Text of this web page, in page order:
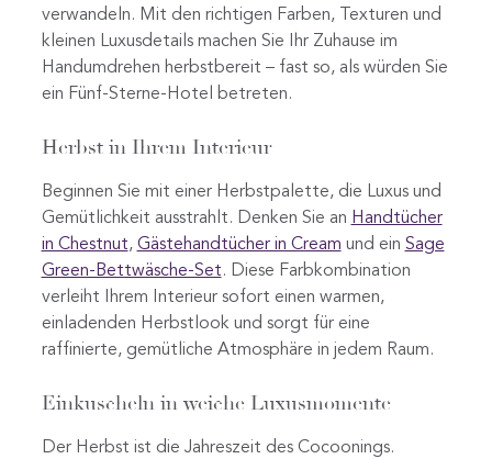
verwandeln. Mit den richtigen Farben, Texturen und
kleinen Luxusdetails machen Sie Ihr Zuhause im
Handumdrehen herbstbereit – fast so, als würden Sie
ein Fünf-Sterne-Hotel betreten.
Herbst in Ihrem Interieur
Beginnen Sie mit einer Herbstpalette, die Luxus und
Gemütlichkeit ausstrahlt. Denken Sie an Handtücher
in Chestnut, Gästehandtücher in Cream und ein Sage
Green-Bettwäsche-Set. Diese Farbkombination
verleiht Ihrem Interieur sofort einen warmen,
einladenden Herbstlook und sorgt für eine
raffinierte, gemütliche Atmosphäre in jedem Raum.
Einkuscheln in weiche Luxusmomente
Der Herbst ist die Jahreszeit des Cocoonings.